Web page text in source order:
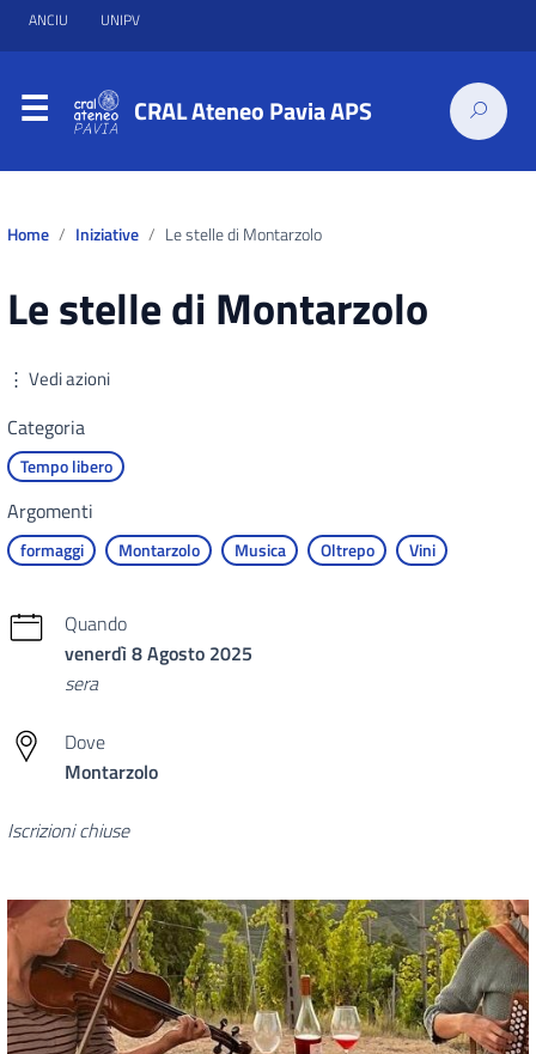
ANCIU UNIPV
CRAL Ateneo Pavia APS
Home Iniziative Le stelle di Montarzolo
Le stelle di Montarzolo
⋮ Vedi azioni
Categoria
Tempo libero
Argomenti
formaggi Montarzolo Musica Oltrepo Vini
Quando
venerdì 8 Agosto 2025
sera
Dove
Montarzolo
Iscrizioni chiuse